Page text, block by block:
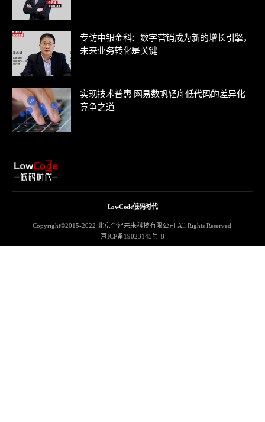
专访中银金科：数字营销成为新的增长引擎，
未来业务转化是关键
实现技术普惠 网易数帆轻舟低代码的差异化
竞争之道
Copyright©2015-2022 北京企智未来科技有限公司 All Rights Reserved.
京ICP备19023145号-8
LowCode低码时代